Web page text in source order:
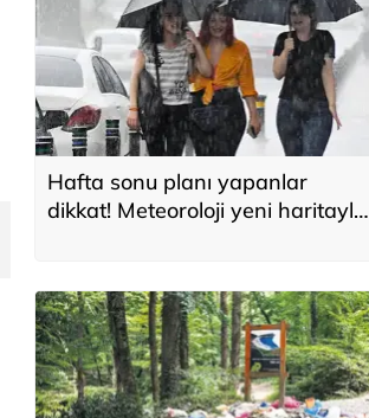
Hafta sonu planı yapanlar
dikkat! Meteoroloji yeni haritayla